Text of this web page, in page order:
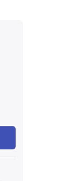
k 5 397 Kč,